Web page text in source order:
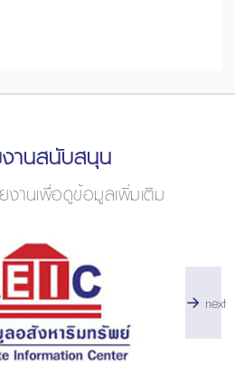
านสนับสนุน
านเพื่อดูข้อมูลเพิ่มเติม
next